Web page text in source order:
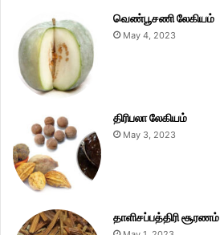
வெண்பூசணி லேகியம்
May 4, 2023
திரிபலா லேகியம்
May 3, 2023
தாளிசப்பத்திரி சூரணம்